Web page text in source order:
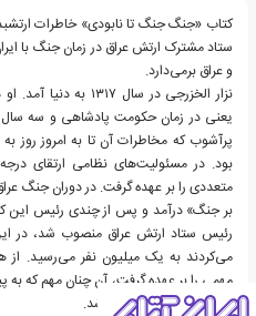
کتاب «جنگ جنگ تا نابودی» خاطرات
ستاد مشترک ارتش عراق در زمان جنگ با
و عراق برمی‌دارد.
پرآشوب که مخاطرات آن تا به امروز روز
بود. در مسئولیت‌های نظامی ارتقای
متعددی را بر عهده گرفت. در دوران جنگ
رئیس ستاد ارتش عراق منصوب شد، در
می‌کردند به یک میلیون نفر می‌رسید.
مهمی را بر عهده گرفت، آن چنان مهم که به
ایران، عملا جنگ متوقف شد.